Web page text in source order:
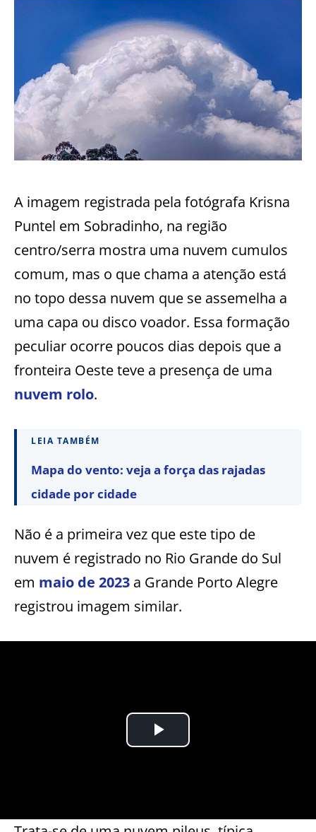
A imagem registrada pela fotógrafa Krisna
Puntel em Sobradinho, na região
centro/serra mostra uma nuvem cumulos
comum, mas o que chama a atenção está
no topo dessa nuvem que se assemelha a
uma capa ou disco voador. Essa formação
peculiar ocorre poucos dias depois que a
fronteira Oeste teve a presença de uma
nuvem rolo.
LEIA TAMBÉM
Mapa do vento: veja a força das rajadas
cidade por cidade
Não é a primeira vez que este tipo de
nuvem é registrado no Rio Grande do Sul
em maio de 2023 a Grande Porto Alegre
registrou imagem similar.